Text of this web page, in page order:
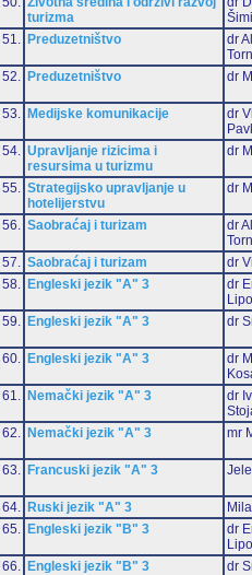
turizma
51.
Preduzetništvo
dr
52.
Preduzetništvo dr
53. Medijske komunikacije
dr
54.
Upravljanje rizicima i
resursima u turizmu
dr
55.
Strategijsko upravljanje u
hotelijerstvu
dr
56. Saobraćaj i turizam
dr
57.
Saobraćaj i turizam
dr
58.
Engleski jezik "A" 3
dr
59.
Engleski jezik "A" 3 dr
60. Engleski jezik "A" 3
dr
61.
Nemački jezik "A" 3
dr
62.
Nemački jezik "A" 3 mr
63. Francuski jezik "A" 3
64. Ruski jezik "A" 3
65.
Engleski jezik "B" 3
dr
66.
Engleski jezik "B" 3 dr